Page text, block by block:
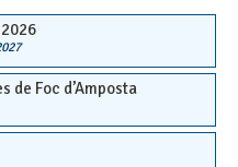
de Foc d’Amposta